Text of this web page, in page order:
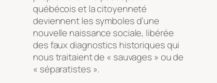
québécois et la citoyenneté
deviennent les symboles d’une
nouvelle naissance sociale, libérée
des faux diagnostics historiques qui
nous traitaient de « sauvages » ou de
« séparatistes ».